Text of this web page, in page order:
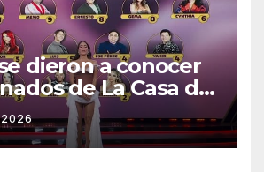
dieron a conocer
de La Casa de
México 2026 en
semana
2026